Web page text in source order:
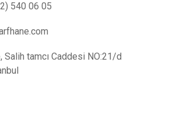
540 06 05
Salih tamcı Caddesi NO:21/d